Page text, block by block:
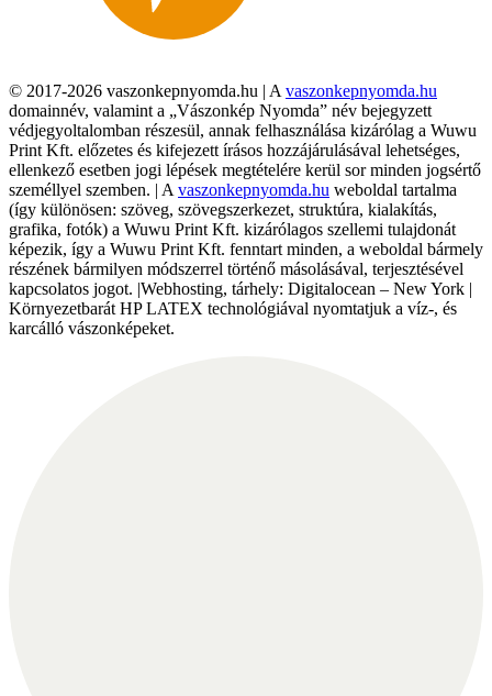
© 2017-2026 vaszonkepnyomda.hu | A vaszonkepnyomda.hu
domainnév, valamint a „Vászonkép Nyomda” név bejegyzett
védjegyoltalomban részesül, annak felhasználása kizárólag a Wuwu
Print Kft. előzetes és kifejezett írásos hozzájárulásával lehetséges,
ellenkező esetben jogi lépések megtételére kerül sor minden jogsértő
személlyel szemben. | A vaszonkepnyomda.hu weboldal tartalma
(így különösen: szöveg, szövegszerkezet, struktúra, kialakítás,
grafika, fotók) a Wuwu Print Kft. kizárólagos szellemi tulajdonát
képezik, így a Wuwu Print Kft. fenntart minden, a weboldal bármely
részének bármilyen módszerrel történő másolásával, terjesztésével
kapcsolatos jogot. |Webhosting, tárhely: Digitalocean – New York |
Környezetbarát HP LATEX technológiával nyomtatjuk a víz-, és
karcálló vászonképeket.